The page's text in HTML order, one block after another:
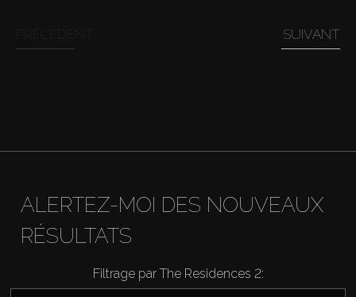
About Us
SUIVANT
ALERTEZ-MOI DES NOUVEAUX
RÉSULTATS
Filtrage par The Residences 2: